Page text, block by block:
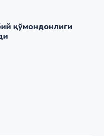
қўмондонлиги